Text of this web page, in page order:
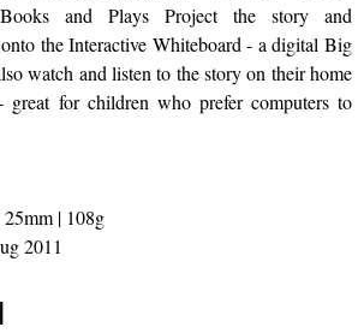
and Plays Project the story and
the Interactive Whiteboard - a digital Big
watch and listen to the story on their home
great for children who prefer computers to
| 108g
2011